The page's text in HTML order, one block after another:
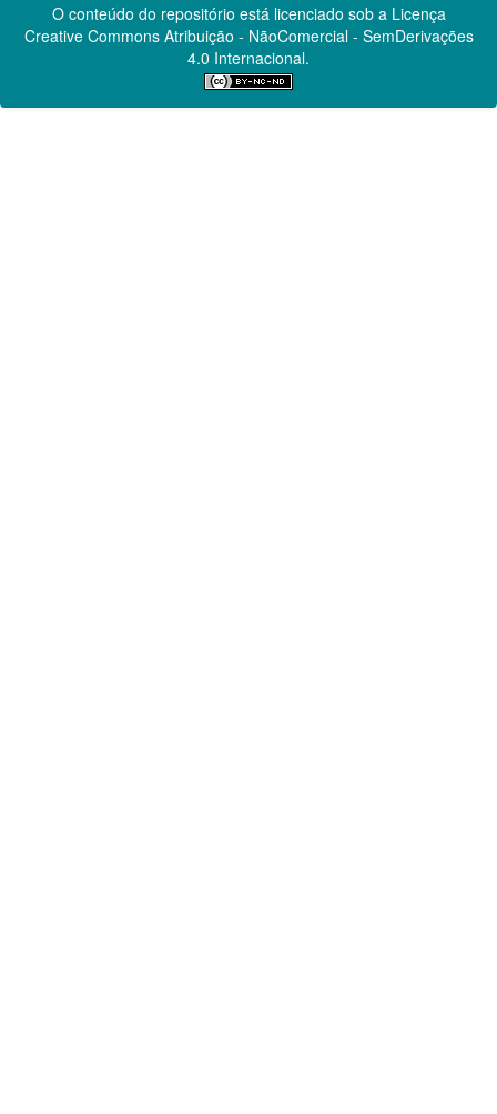
O conteúdo do repositório está licenciado sob a Licença
Creative CommonsAtribuição - NãoComercial - SemDerivações
4.0 Internacional.